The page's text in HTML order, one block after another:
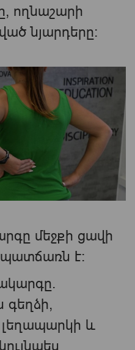
ողնաշարի
նյարդերը։
մեջքի ցավի
է:
գեղձի,
լեղապարկի և